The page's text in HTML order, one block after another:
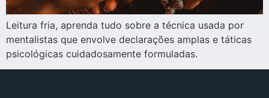
Leitura fria, aprenda tudo sobre a técnica usada por
mentalistas que envolve declarações amplas e táticas
psicológicas cuidadosamente formuladas.